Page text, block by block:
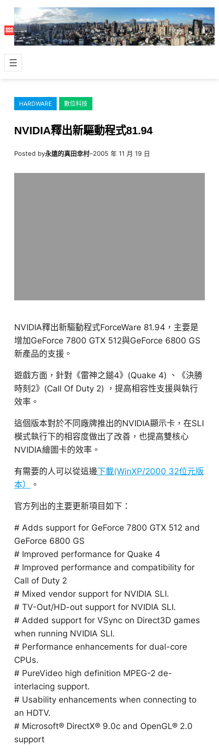
主
容
HARDWARE 數位科技
NVIDIA釋出新驅動程式81.94
Posted by永遠的真田幸村–2005 年 11 月 19 日
NVIDIA釋出新驅動程式ForceWare 81.94，主要是
增加GeForce 7800 GTX 512與GeForce 6800 GS
新產品的支援。
遊戲方面，針對《雷神之鎚4》(Quake 4) 、《決勝
時刻2》(Call Of Duty 2) ，提高相容性支援與執行
效率。
這個版本對於不同廠牌推出的NVIDIA顯示卡，在SLI
模式執行下的相容度做出了改善，也提高雙核心
NVIDIA繪圖卡的效率。
有需要的人可以從這邊下載(WinXP/2000 32位元版
本）
。
官方列出的主要更新項目如下：
# Adds support for GeForce 7800 GTX 512 and
GeForce 6800 GS
# Improved performance for Quake 4
# Improved performance and compatibility for
Call of Duty 2
# Mixed vendor support for NVIDIA SLI.
# TV-Out/HD-out support for NVIDIA SLI.
# Added support for VSync on Direct3D games
when running NVIDIA SLI.
# Performance enhancements for dual-core
CPUs.
# PureVideo high definition MPEG-2 de-
interlacing support.
# Usability enhancements when connecting to
an HDTV.
# Microsoft® DirectX® 9.0c and OpenGL® 2.0
support